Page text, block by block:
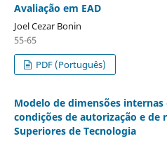
Avaliação em EAD
Joel Cezar Bonin
55-65
PDF (Português)
Modelo de dimensões
condições de autorização e de
Superiores de Tecnologia